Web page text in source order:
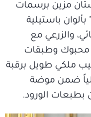
مزين برسمات
باستيلية
والزرعي مع
محبوك وطبقات
ملكي طويل برقبة
ضمن موضة
بطبعات الورود.